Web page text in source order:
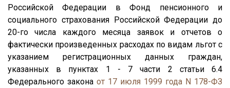
Российской Федерации в Фонд пенсионного и
социального страхования Российской Федерации до
20-го числа каждого месяца заявок и отчетов о
фактически произведенных расходах по видам льгот с
указанием регистрационных данных граждан,
указанных в пунктах 1 - 7 части 2 статьи 6.4
Федерального закона от 17 июля 1999 года N 178-ФЗ